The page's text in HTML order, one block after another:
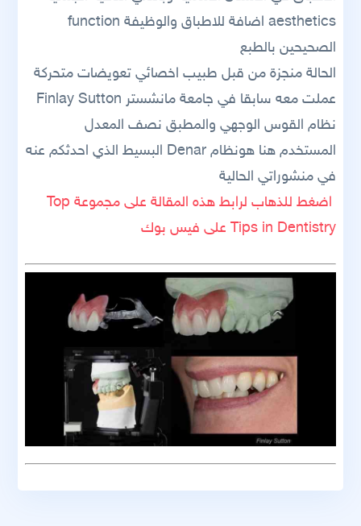
aesthetics اضافة للاطباق والوظيفة function
الصحيحين بالطبع
الحالة منجزة من قبل طبيب اخصائي تعويضات متحركة
عملت معه سابقا في جامعة مانشستر Finlay Sutton
نظام القوس الوجهي والمطبق نصف المعدل
المستخدم هنا هونظام Denar البسيط الذي احدثكم عنه
في منشوراتي الحالية
اضغط للذهاب لرابط هذه المقالة على مجموعة Top
Tips in Dentistry على فيس بوك